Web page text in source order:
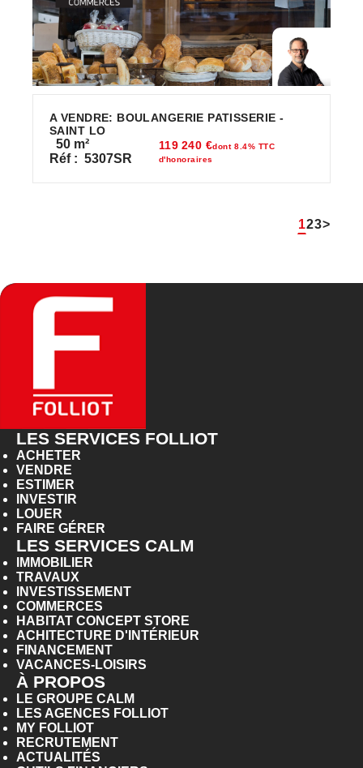
A VENDRE: BOULANGERIE PATISSERIE -
SAINT LO
50 m²
Réf : 5307SR
119 240 €dont 8.4% TTC
d'honoraires
123>
LES SERVICES FOLLIOT
ACHETER
VENDRE
ESTIMER
INVESTIR
LOUER
FAIRE GÉRER
LES SERVICES CALM
IMMOBILIER
TRAVAUX
INVESTISSEMENT
COMMERCES
HABITAT CONCEPT STORE
ACHITECTURE D'INTÉRIEUR
FINANCEMENT
VACANCES-LOISIRS
À PROPOS
LE GROUPE CALM
LES AGENCES FOLLIOT
MY FOLLIOT
RECRUTEMENT
ACTUALITÉS